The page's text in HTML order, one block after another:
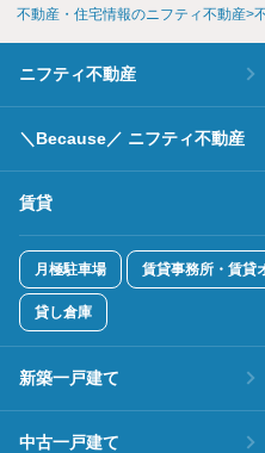
不動産・住宅情報のニフティ不動産
ニフティ不動産
＼Because／ ニフティ不動産
賃貸
月極駐車場 賃貸事務所・賃貸
貸し倉庫
新築一戸建て
中古一戸建て